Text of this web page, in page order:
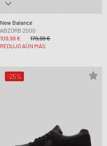
New Balance
ABZORB 2000
109,99 €
179,99 €
REDUJO AÚN MÁS
-25%